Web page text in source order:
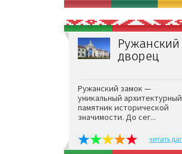
Ружанский
дворец
Ружанский замок —
уникальный архитектурный
памятник исторической
значимости. До сег...
читать